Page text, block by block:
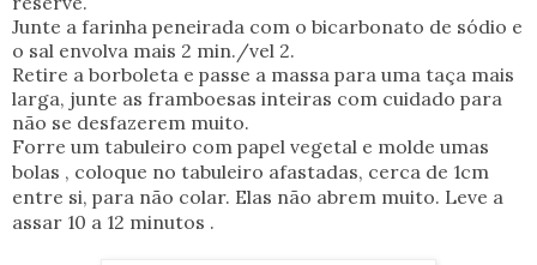
Junte a farinha peneirada com o bicarbonato de sódio e
o sal envolva mais 2 min./vel 2.
Retire a borboleta e passe a massa para uma taça mais
larga, junte as framboesas inteiras com cuidado para
não se desfazerem muito.
Forre um tabuleiro com papel vegetal e molde umas
bolas , coloque no tabuleiro afastadas, cerca de 1cm
entre si, para não colar. Elas não abrem muito. Leve a
assar 10 a 12 minutos .